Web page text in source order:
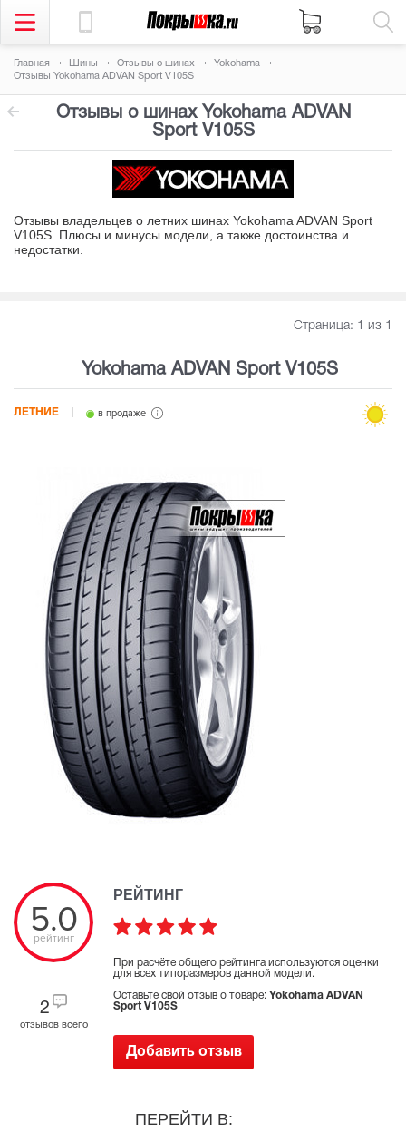
Главная Шины Отзывы о шинах
Yokohama
Отзывы Yokohama ADVAN Sport V105S
Отзывы о шинах Yokohama ADVAN
Sport V105S
Отзывы владельцев о летних шинах Yokohama ADVAN Sport
V105S. Плюсы и минусы модели, а также достоинства и
недостатки
Страница: 1 из 1
Yokohama ADVAN Sport V105S
ЛЕТНИЕ в продаже
5.0
рейтинг
РЕЙТИНГ
2
отзывов всего
При расчёте общего рейтинга используются оценки
для всех типоразмеров данной модели.
Оставьте свой отзыв о товаре: Yokohama ADVAN
Sport V105S
Добавить отзыв
ПЕРЕЙТИ В: